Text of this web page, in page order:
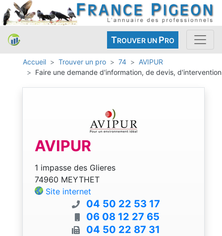
TROUVER UN PRO
Accueil Trouver un pro 74
AVIPUR
Faire une demande d'information, de devis, d'intervention
AVIPUR
1 impasse des Glieres
74960 MEYTHET
Site internet
04 50 22 53 17
06 08 12 27 65
04 50 22 87 31